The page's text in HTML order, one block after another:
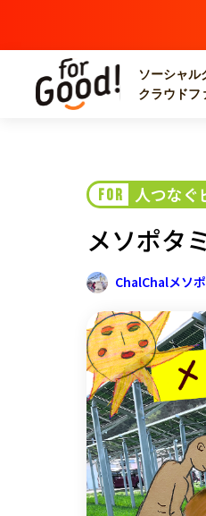
ソーシャル
クラウドフ
カテゴリーからさ
地域からさがす
FOR 人つなぐ
メソポタ
ChalChalメソ